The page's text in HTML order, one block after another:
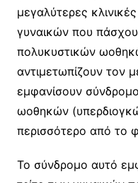
μεγαλύτερες
γυναικών που
πολυκυστικών
αντιμετωπίζουν τον
εμφανίσουν
ωοθηκών
περισσότερο από το
Το σύνδρομο αυτό